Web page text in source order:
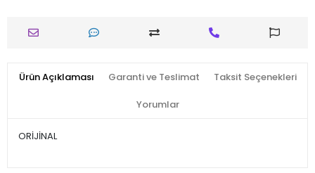
Ürün Açıklaması Garanti ve Teslimat Taksit Seçenekleri
Yorumlar
ORİJİNAL